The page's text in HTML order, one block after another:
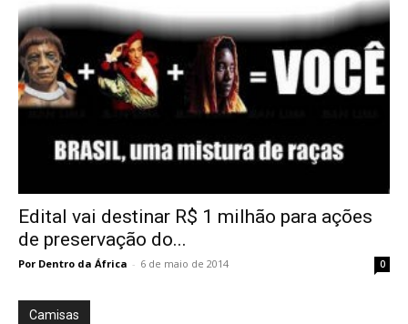
Edital vai destinar R$ 1 milhão para ações
de preservação do...
Por Dentro da África - 6 de maio de 2014 0
Camisas